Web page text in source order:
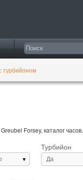
турбийоном
Forsey, каталог часов.
Турбийон
Да